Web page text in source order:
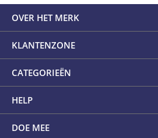
OVER HET MERK
KLANTENZONE
CATEGORIEËN
HELP
DOE MEE